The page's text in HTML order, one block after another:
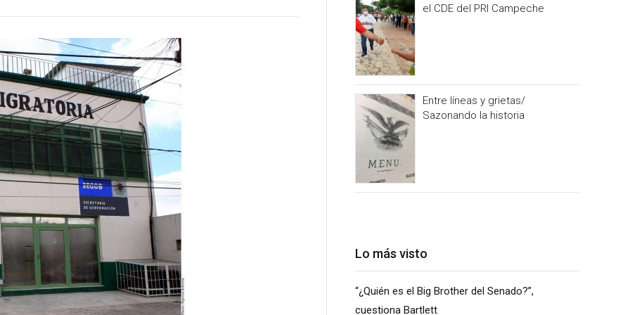
el CDE del PRI Campeche
Entre líneas y grietas/
Sazonando la historia
Lo más visto
“¿Quién es el Big Brother del Senado?”,
cuestiona Bartlett